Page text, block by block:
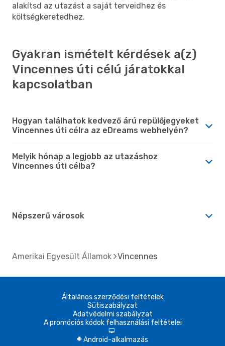
alakítsd az utazást a saját terveidhez és
költségkeretedhez.
Gyakran ismételt kérdések a(z)
Vincennes úti célú járatokkal
kapcsolatban
Hogyan találhatok kedvező árú repülőjegyeket
Vincennes úti célra az eDreams webhelyén?
Melyik hónap a legjobb az utazáshoz
Vincennes úti célba?
Népszerű városok
Amerikai Egyesült Államok Vincennes
Általános szerződési feltételek
Sütiszabályzat
Adatvédelmi szabályzat
A promóciós kódok felhasználási feltételei
d
A Android-alkalmazás